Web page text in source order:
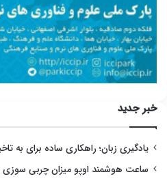
خبر جدید
یادگیری زبان؛ راهکاری ساده برای به
ساعت هوشمند اوپو میزان چربی سوزی